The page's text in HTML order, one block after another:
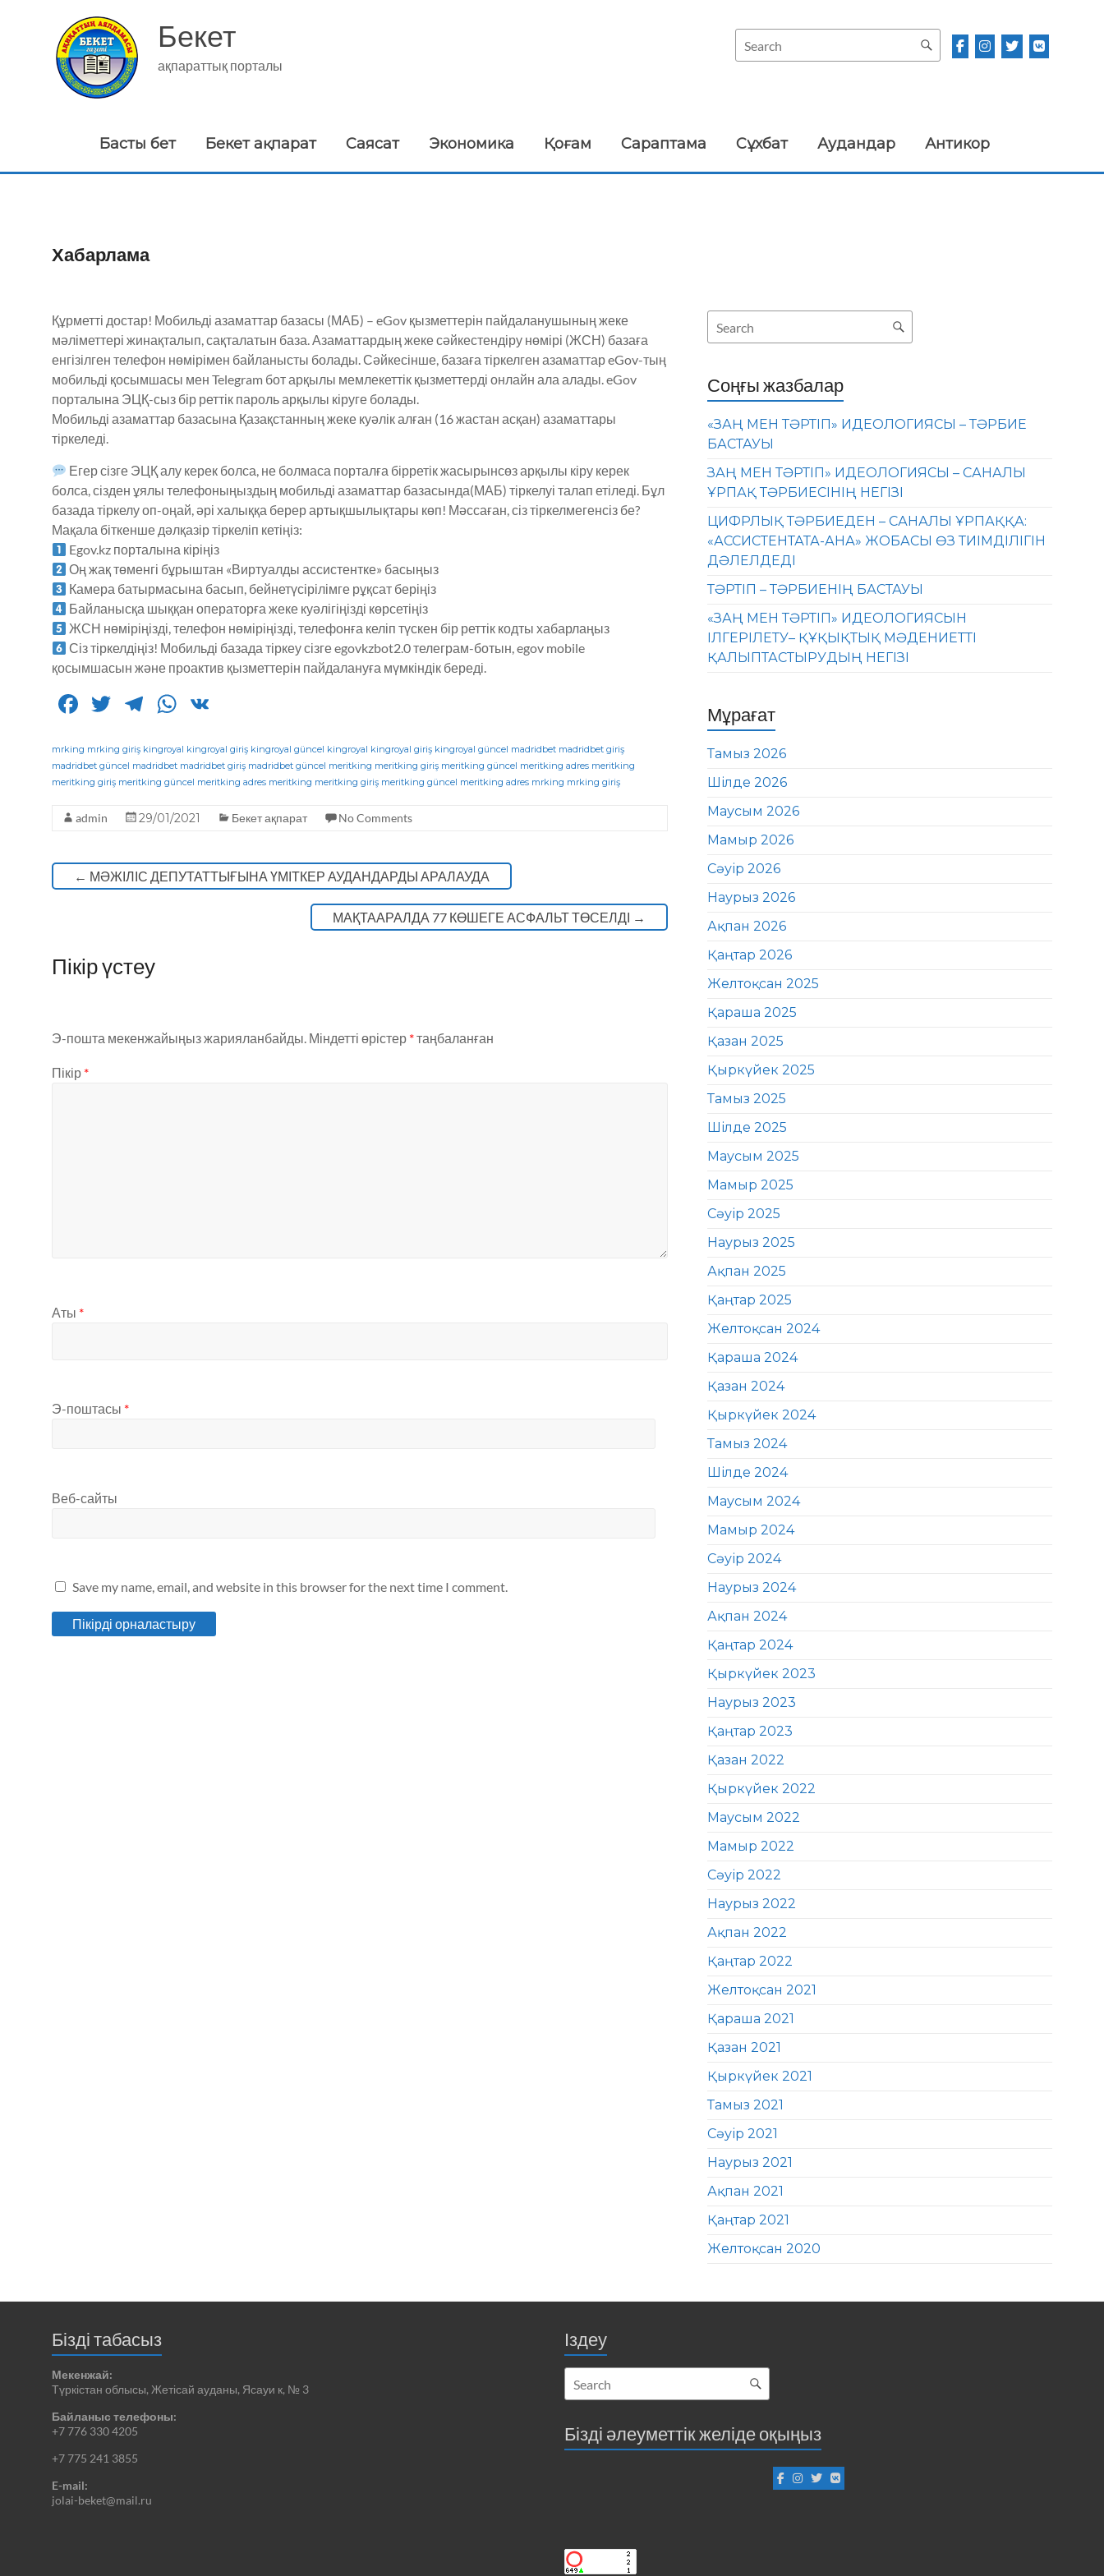
Бекет
ақпараттық порталы
Басты бет Бекет ақпарат Саясат Экономика Қоғам Сараптама Сұхбат Аудандар Антикор
Хабарлама
Құрметті достар! Мобильді азаматтар базасы (МАБ) – eGov қызметтерін пайдаланушының жеке
мәліметтері жинақталып, сақталатын база. Азаматтардың жеке сәйкестендіру нөмірі (ЖСН) базаға
енгізілген телефон нөмірімен байланысты болады. Сәйкесінше, базаға тіркелген азаматтар eGov-тың
мобильді қосымшасы мен Telegram бот арқылы мемлекеттік қызметтерді онлайн ала алады. eGov
порталына ЭЦҚ-сыз бір реттік пароль арқылы кіруге болады.
Мобильді азаматтар базасына Қазақстанның жеке куәлік алған (16 жастан асқан) азаматтары
тіркеледі.
Егер сізге ЭЦҚ алу керек болса, не болмаса порталға бірретік жасырынсөз арқылы кіру керек
болса, сізден ұялы телефоныңыздың мобильді азаматтар базасында(МАБ) тіркелуі талап етіледі. Бұл
базада тіркелу оп-оңай, әрі халыққа берер артықшылықтары көп! Мәссаған, сіз тіркелмегенсіз бе?
Мақала біткенше дәлқазір тіркеліп кетіңіз:
Egov.kz порталына кіріңіз
Оң жақ төменгі бұрыштан «Виртуалды ассистентке» басыңыз
Камера батырмасына басып, бейнетүсірілімге рұқсат беріңіз
Байланысқа шыққан операторға жеке куәлігіңізді көрсетіңіз
ЖСН нөміріңізді, телефон нөміріңізді, телефонға келіп түскен бір реттік кодты хабарлаңыз
Сіз тіркелдіңіз! Мобильді базада тіркеу сізге egovkzbot2.0 телеграм-ботын, egov mobile
қосымшасын және проактив қызметтерін пайдалануға мүмкіндік береді.
F
c
e
b
o
k
T
it
te
T
e
g
ra
m
W
a
ts
A
p
mrking mrking giriş kingroyal kingroyal giriş kingroyal güncel kingroyal kingroyal giriş kingroyal güncel madridbet madridbet giriş
madridbet güncel madridbet madridbet giriş madridbet güncel meritking meritking giriş meritking güncel meritking adres meritking
meritking giriş meritking güncel meritking adres meritking meritking giriş meritking güncel meritking adres mrking mrking giriş
admin 29/01/2021 Бекет ақпарат No Comments
← МӘЖІЛІС ДЕПУТАТТЫҒЫНА ҮМІТКЕР АУДАНДАРДЫ АРАЛАУДА
МАҚТААРАЛДА 77 КӨШЕГЕ АСФАЛЬТ ТӨСЕЛДІ →
Пікір үстеу
Э-пошта мекенжайыңыз жарияланбайды. Міндетті өрістер *таңбаланған
Пікір *
Аты *
Э-поштасы *
Веб-сайты
Save my name, email, and website in this browser for the next time I comment.
Соңғы жазбалар
«ЗАҢ МЕН ТӘРТІП» ИДЕОЛОГИЯСЫ – ТӘРБИЕ
БАСТАУЫ
ЗАҢ МЕН ТӘРТІП» ИДЕОЛОГИЯСЫ – САНАЛЫ
ҰРПАҚ ТӘРБИЕСІНІҢ НЕГІЗІ
ЦИФРЛЫҚ ТӘРБИЕДЕН – САНАЛЫ ҰРПАҚҚА:
«АССИСТЕНТАТА-АНА» ЖОБАСЫ ӨЗ ТИІМДІЛІГІН
ДӘЛЕЛДЕДІ
ТӘРТІП – ТӘРБИЕНІҢ БАСТАУЫ
«ЗАҢ МЕН ТӘРТІП» ИДЕОЛОГИЯСЫН
ІЛГЕРІЛЕТУ– ҚҰҚЫҚТЫҚ МӘДЕНИЕТТІ
ҚАЛЫПТАСТЫРУДЫҢ НЕГІЗІ
Мұрағат
Тамыз 2026
Шілде 2026
Маусым 2026
Мамыр 2026
Сәуір 2026
Наурыз 2026
Ақпан 2026
Қаңтар 2026
Желтоқсан 2025
Қараша 2025
Қазан 2025
Қыркүйек 2025
Тамыз 2025
Шілде 2025
Маусым 2025
Мамыр 2025
Сәуір 2025
Наурыз 2025
Ақпан 2025
Қаңтар 2025
Желтоқсан 2024
Қараша 2024
Қазан 2024
Қыркүйек 2024
Тамыз 2024
Шілде 2024
Маусым 2024
Мамыр 2024
Сәуір 2024
Наурыз 2024
Ақпан 2024
Қаңтар 2024
Қыркүйек 2023
Наурыз 2023
Қаңтар 2023
Қазан 2022
Қыркүйек 2022
Маусым 2022
Мамыр 2022
Сәуір 2022
Наурыз 2022
Ақпан 2022
Қаңтар 2022
Желтоқсан 2021
Қараша 2021
Қазан 2021
Қыркүйек 2021
Тамыз 2021
Сәуір 2021
Наурыз 2021
Ақпан 2021
Қаңтар 2021
Желтоқсан 2020
Бізді табасыз
Мекенжай:
Түркістан облысы, Жетісай ауданы, Ясауи к, № 3
Байланыс телефоны:
+7 776 330 4205
+7 775 241 3855
E-mail:
jolai-beket@mail.ru
Іздеу
Бізді әлеуметтік желіде оқыңыз